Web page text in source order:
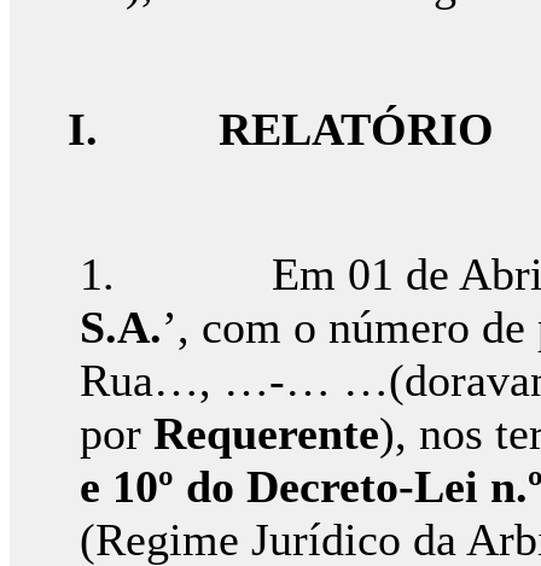
I.RELATÓRIO
1. Em 01 de Abril
S.A.’, com o número
Rua…, …-…
por Requerente), nos
e 10º do Decreto-Lei
(Regime Jurídico da